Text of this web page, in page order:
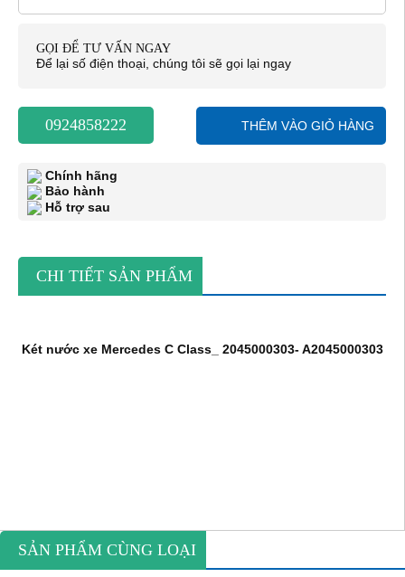
GỌI ĐỂ TƯ VẤN NGAY
Để lại số điện thoại, chúng tôi sẽ gọi lại ngay
0924858222 THÊM VÀO GIỎ HÀNG
Chính hãng
Bảo hành
Hỗ trợ sau
CHI TIẾT SẢN PHẨM
Két nước xe Mercedes C Class_ 2045000303- A2045000303
SẢN PHẨM CÙNG LOẠI